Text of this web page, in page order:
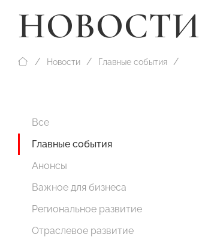
НОВОСТИ
Новости Главные события
Все
Главные события
Анонсы
Важное для бизнеса
Региональное развитие
Отраслевое развитие